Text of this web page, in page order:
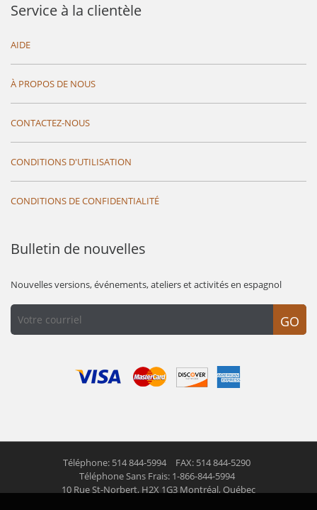
Service à la clientèle
AIDE
À PROPOS DE NOUS
CONTACTEZ-NOUS
CONDITIONS D'UTILISATION
CONDITIONS DE CONFIDENTIALITÉ
Bulletin de nouvelles
Nouvelles versions, événements, ateliers et activités en espagnol
GO
Téléphone: 514 844-5994
FAX: 514 844-5290
Téléphone Sans Frais: 1-866-844-5994
10 Rue St-Norbert, H2X 1G3 Montréal, Québec